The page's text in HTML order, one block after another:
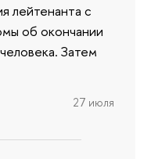
лейтенанта с
об окончании
Затем
27 июля